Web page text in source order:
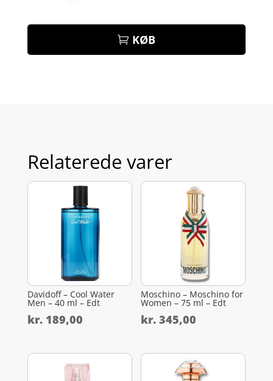
KØB
Relaterede varer
Davidoff – Cool Water
Men – 40 ml – Edt
kr.189,00
Moschino – Moschino for
Women – 75 ml – Edt
kr. 345,00